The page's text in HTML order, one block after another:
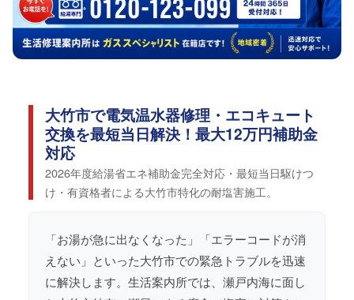
大竹市で電気温水器修理・エコキュート
交換を最短当日解決！最大12万円補助金
対応
2026年度給湯省エネ補助金完全対応・最短当日駆けつ
け・有資格者による大竹市特化の耐塩害施工。
「お湯が急に出なくなった」「エラーコードが消
えない」といった大竹市での緊急トラブルを迅速
に解決します。生活案内所では、瀬戸内海に面し